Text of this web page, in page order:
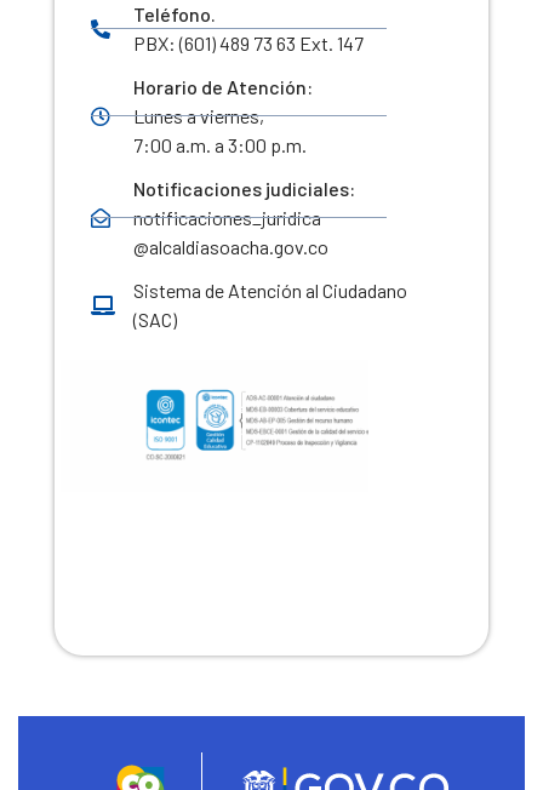
Teléfono.
PBX: (601) 489 73 63 Ext. 147
Horario de Atención:
Lunes a viernes,
7:00 a.m. a 3:00 p.m.
Notificaciones judiciales:
notificaciones_juridica
@alcaldiasoacha.gov.co
Sistema de Atención al Ciudadano
(SAC)